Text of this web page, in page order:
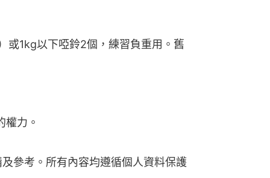
或1kg以下啞鈴2個，練習負重用。舊
力。
參考。所有內容均遵循個人資料保護